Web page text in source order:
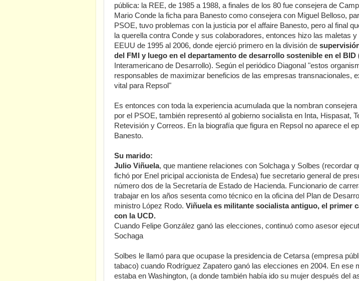
pública: la REE, de 1985 a 1988, a finales de los 80 fue consejera de
Mario Conde la ficha para Banesto como consejera con Miguel Belloso,
PSOE, tuvo problemas con la justicia por el affaire Banesto, pero al final
la querella contra Conde y sus colaboradores, entonces hizo las maletas y
EEUU de 1995 al 2006, donde ejerció primero en la división de
del FMI y luego en el departamento de desarrollo sostenible en el BID
Interamericano de Desarrollo). Según el periódico Diagonal "estos
responsables de maximizar beneficios de las empresas transnacionales,
vital para Repsol"
Es entonces con toda la experiencia acumulada que la nombran consejera
por el PSOE, también representó al gobierno socialista en Inta, Hispasat,
Retevisión y Correos. En la biografía que figura en Repsol no aparece el
Banesto.
Su marido:
Julio Viñuela, que mantiene relaciones con Solchaga y Solbes (recordar
fichó por Enel pricipal accionista de Endesa) fue secretario general de
número dos de la Secretaría de Estado de Hacienda. Funcionario de
trabajar en los años sesenta como técnico en la oficina del Plan de
ministro López Rodo. Viñuela es militante socialista antiguo, el primer
con la UCD.
Cuando Felipe González ganó las elecciones, continuó como asesor
Sochaga
Solbes le llamó para que ocupase la presidencia de Cetarsa (empresa
tabaco) cuando Rodríguez Zapatero ganó las elecciones en 2004. En ese
estaba en Washington, (a donde también había ido su mujer después del